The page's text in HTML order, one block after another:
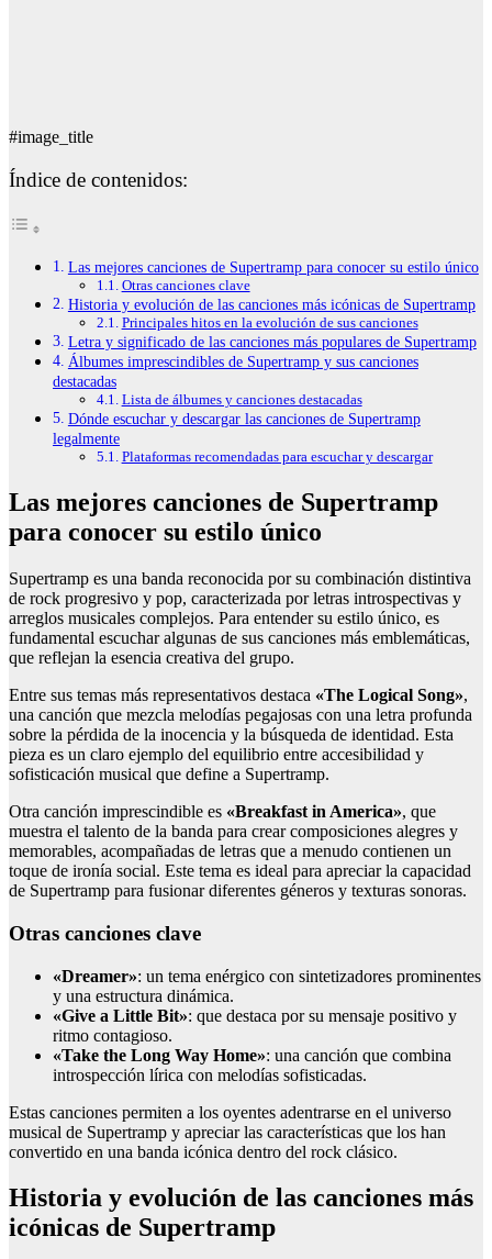
#image_title
Índice de contenidos:
Las mejores canciones de Supertramp para conocer su estilo único
Otras canciones clave
Historia y evolución de las canciones más icónicas de Supertramp
Principales hitos en la evolución de sus canciones
Letra y significado de las canciones más populares de Supertramp
Álbumes imprescindibles de Supertramp y sus canciones
destacadas
Lista de álbumes y canciones destacadas
Dónde escuchar y descargar las canciones de Supertramp
legalmente
Plataformas recomendadas para escuchar y descargar
Las mejores canciones de Supertramp
para conocer su estilo único
Supertramp es una banda reconocida por su combinación distintiva
de rock progresivo y pop, caracterizada por letras introspectivas y
arreglos musicales complejos. Para entender su estilo único, es
fundamental escuchar algunas de sus canciones más emblemáticas,
que reflejan la esencia creativa del grupo.
Entre sus temas más representativos destaca «The Logical Song»,
una canción que mezcla melodías pegajosas con una letra profunda
sobre la pérdida de la inocencia y la búsqueda de identidad. Esta
pieza es un claro ejemplo del equilibrio entre accesibilidad y
sofisticación musical que define a Supertramp.
Otra canción imprescindible es «Breakfast in America», que
muestra el talento de la banda para crear composiciones alegres y
memorables, acompañadas de letras que a menudo contienen un
toque de ironía social. Este tema es ideal para apreciar la capacidad
de Supertramp para fusionar diferentes géneros y texturas sonoras.
Otras canciones clave
«Dreamer»: un tema enérgico con sintetizadores prominentes
y una estructura dinámica.
«Give a Little Bit»: que destaca por su mensaje positivo y
ritmo contagioso.
«Take the Long Way Home»: una canción que combina
introspección lírica con melodías sofisticadas.
Estas canciones permiten a los oyentes adentrarse en el universo
musical de Supertramp y apreciar las características que los han
convertido en una banda icónica dentro del rock clásico.
Historia y evolución de las canciones más
icónicas de Supertramp